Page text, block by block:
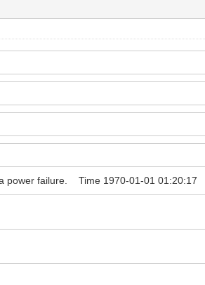
power failure. Time 1970-01-01 01:20:17